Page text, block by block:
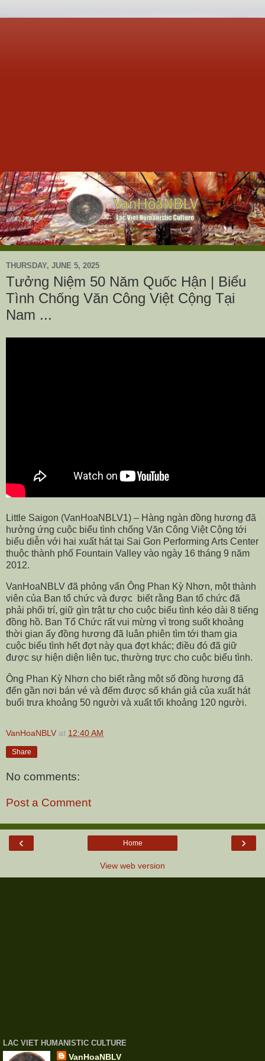
THURSDAY, JUNE 5, 2025
Tưởng Niệm 50 Năm Quốc Hận | Biểu
Tình Chống Văn Công Việt Cộng Tại
Nam ...
Little Saigon (VanHoaNBLV1) – Hàng ngàn đồng hương đã
hưởng ứng cuộc biểu tình chống Văn Công Việt Cộng tới
biểu diễn với hai xuất hát tại Sai Gon Performing Arts Center
thuộc thành phố Fountain Valley vào ngày 16 tháng 9 năm
2012.
VanHoaNBLV đã phỏng vấn Ông Phan Kỳ Nhơn, một thành
viên của Ban tổ chức và được biết rằng Ban tổ chức đã
phải phối trí, giữ gìn trật tự cho cuộc biểu tình kéo dài 8 tiếng
đồng hồ. Ban Tổ Chức rất vui mừng vì trong suốt khoảng
thời gian ấy đồng hương đã luân phiên tìm tới tham gia
cuộc biểu tình hết đợt này qua đợt khác; điều đó đã giữ
được sự hiện diện liên tục, thường trực cho cuộc biểu tình.
Ông Phan Kỳ Nhơn cho biết rằng một số đồng hương đã
đến gần nơi bán vé và đếm được số khán giả của xuất hát
buổi trưa khoảng 50 người và xuất tối khoảng 120 người.
VanHoaNBLV at 12:40 AM
Share
No comments:
Post a Comment
‹ ›
Home
View web version
LAC VIET HUMANISTIC CULTURE
VanHoaNBLV